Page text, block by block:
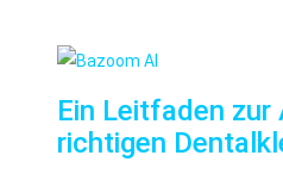
Ein Leitfaden zur
richtigen